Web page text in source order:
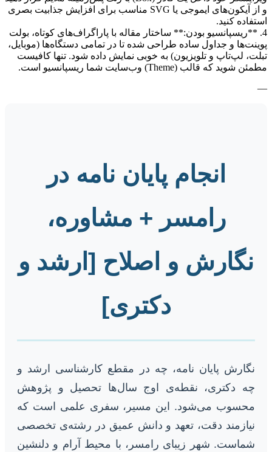
و از آیکون‌های ایموجی یا SVG مناسب برای افزایش جذابیت بصری
استفاده کنید.
4. **ریسپانسیو بودن:** ساختار مقاله با پاراگراف‌های کوتاه، بولت
پوینت‌ها و جداول ساده طراحی شده تا در تمامی دستگاه‌ها (موبایل،
تبلت، لپ‌تاپ و تلویزیون) به خوبی نمایش داده شود. تنها کافیست
مطمئن شوید که قالب (Theme) وب‌سایت شما ریسپانسیو است.
—
انجام پایان نامه در
رامسر + مشاوره،
نگارش و اصلاح [ارشد و
دکتری]
نگارش پایان نامه، چه در مقطع کارشناسی ارشد و
چه دکتری، نقطه‌ی اوج سال‌ها تحصیل و پژوهش
محسوب می‌شود. این مسیر، سفری علمی است که
نیازمند دقت، تعهد و دانش عمیق در رشته‌ی تخصصی
شماست. شهر زیبای رامسر، با محیط آرام و دلنشین